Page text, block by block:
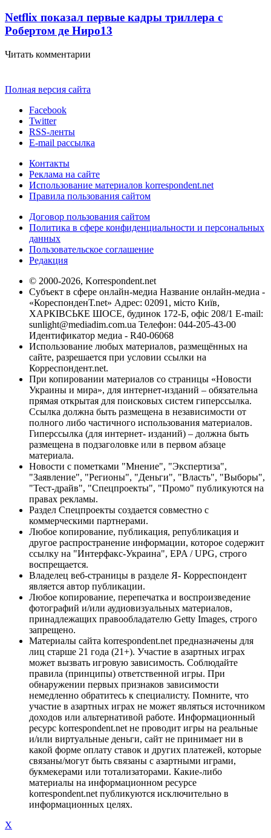
Netflix показал первые кадры триллера с
Робертом де Ниро13
Читать комментарии
Полная версия сайта
Facebook
Twitter
RSS-ленты
E-mail рассылка
Контакты
Реклама на сайте
Использование материалов korrespondent.net
Правила пользования сайтом
Договор пользования сайтом
Политика в сфере конфиденциальности и персональных
данных
Пользовательское соглашение
Редакция
© 2000-2026, Korrespondent.net
Субъект в сфере онлайн-медиа Название онлайн-медиа -
«КореспонденТ.net» Адрес: 02091, місто Київ,
ХАРКІВСЬКЕ ШОСЕ, будинок 172-Б, офіс 208/1 E-mail:
sunlight@mediadim.com.ua Телефон: 044-205-43-00
Идентификатор медиа - R40-06068
Использование любых материалов, размещённых на
сайте, разрешается при условии ссылки на
Корреспондент.net.
При копировании материалов со страницы «Новости
Украины и мира», для интернет-изданий – обязательна
прямая открытая для поисковых систем гиперссылка.
Ссылка должна быть размещена в независимости от
полного либо частичного использования материалов.
Гиперссылка (для интернет- изданий) – должна быть
размещена в подзаголовке или в первом абзаце
материала.
Новости с пометками "Мнение", "Экспертиза",
"Заявление", "Регионы", "Деньги", "Власть", "Выборы",
"Тест-драйв", "Спецпроекты", "Промо" публикуются на
правах рекламы.
Раздел Спецпроекты создается совместно с
коммерческими партнерами.
Любое копирование, публикация, републикация и
другое распространение информации, которое содержит
ссылку на "Интерфакс-Украина", EPA / UPG, строго
воспрещается.
Владелец веб-страницы в разделе Я- Корреспондент
является автор публикации.
Любое копирование, перепечатка и воспроизведение
фотографий и/или аудиовизуальных материалов,
принадлежащих правообладателю Getty Images, строго
запрещено.
Материалы сайта korrespondent.net предназначены для
лиц старше 21 года (21+). Участие в азартных играх
может вызвать игровую зависимость. Соблюдайте
правила (принципы) ответственной игры. При
обнаружении первых признаков зависимости
немедленно обратитесь к специалисту. Помните, что
участие в азартных играх не может являться источником
доходов или альтернативой работе. Информационный
ресурс korrespondent.net не проводит игры на реальные
и/или виртуальные деньги, сайт не принимает ни в
какой форме оплату ставок и других платежей, которые
связаны/могут быть связаны с азартными играми,
букмекерами или тотализаторами. Какие-либо
материалы на информационном ресурсе
korrespondent.net публикуются исключительно в
информационных целях.
X